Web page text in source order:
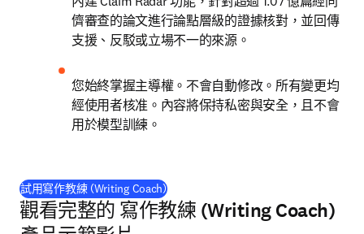
儕審查的論文進行論點層級的證據核對，並回傳
支援、反駁或立場不一的來源。
您始終掌握主導權。不會自動修改。所有變更均
經使用者核准。內容將保持私密與安全，且不會
用於模型訓練。
試用寫作教練 (Writing Coach)(
觀看完整的 寫作教練 (Writing Coach)